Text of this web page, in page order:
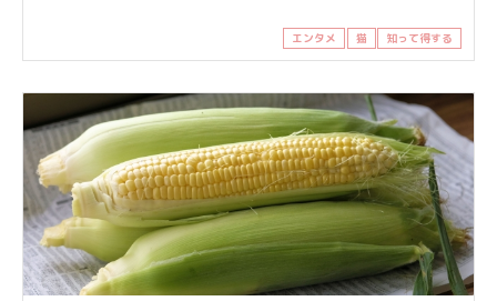
エンタメ 猫 知って得する